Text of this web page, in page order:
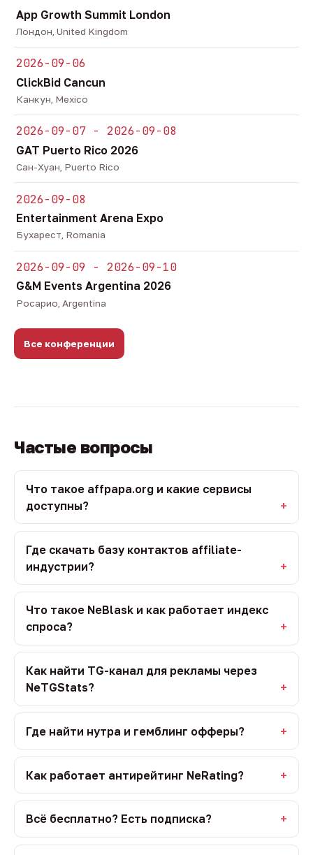
App Growth Summit London
Лондон, United Kingdom
2026-09-06
ClickBid Cancun
Канкун, Mexico
2026-09-07 - 2026-09-08
GAT Puerto Rico 2026
Сан-Хуан, Puerto Rico
2026-09-08
Entertainment Arena Expo
Бухарест, Romania
2026-09-09 - 2026-09-10
G&M Events Argentina 2026
Росарио, Argentina
Все конференции
Частые вопросы
Что такое affpapa.org и какие сервисы
доступны?
Где скачать базу контактов affiliate-
индустрии?
Что такое NeBlask и как работает индекс
спроса?
Как найти TG-канал для рекламы через
NeTGStats?
Где найти нутра и гемблинг офферы?
Как работает антирейтинг NeRating?
Всё бесплатно? Есть подписка?